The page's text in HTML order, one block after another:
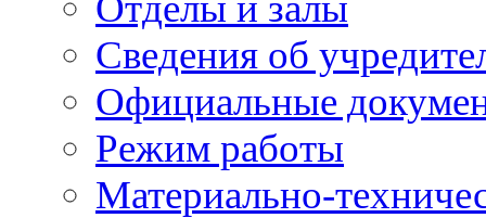
Сведения об
Официальные
Режим работы
Материально-